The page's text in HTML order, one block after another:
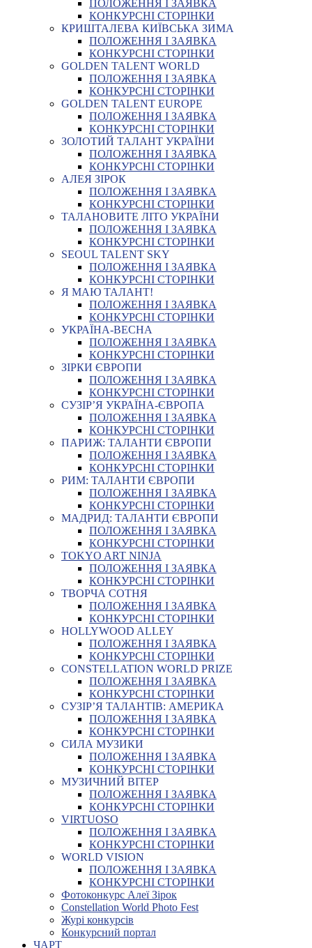
ПОЛОЖЕННЯ І ЗАЯВКА
КОНКУРСНІ СТОРІНКИ
КРИШТАЛЕВА КИЇВСЬКА ЗИМА
ПОЛОЖЕННЯ І ЗАЯВКА
КОНКУРСНІ СТОРІНКИ
GOLDEN TALENT WORLD
ПОЛОЖЕННЯ І ЗАЯВКА
КОНКУРСНІ СТОРІНКИ
GOLDEN TALENT EUROPE
ПОЛОЖЕННЯ І ЗАЯВКА
КОНКУРСНІ СТОРІНКИ
ЗОЛОТИЙ ТАЛАНТ УКРАЇНИ
ПОЛОЖЕННЯ І ЗАЯВКА
КОНКУРСНІ СТОРІНКИ
АЛЕЯ ЗІРОК
ПОЛОЖЕННЯ І ЗАЯВКА
КОНКУРСНІ СТОРІНКИ
ТАЛАНОВИТЕ ЛІТО УКРАЇНИ
ПОЛОЖЕННЯ І ЗАЯВКА
КОНКУРСНІ СТОРІНКИ
SEOUL TALENT SKY
ПОЛОЖЕННЯ І ЗАЯВКА
КОНКУРСНІ СТОРІНКИ
Я МАЮ ТАЛАНТ!
ПОЛОЖЕННЯ І ЗАЯВКА
КОНКУРСНІ СТОРІНКИ
УКРАЇНА-ВЕСНА
ПОЛОЖЕННЯ І ЗАЯВКА
КОНКУРСНІ СТОРІНКИ
ЗІРКИ ЄВРОПИ
ПОЛОЖЕННЯ І ЗАЯВКА
КОНКУРСНІ СТОРІНКИ
СУЗІР’Я УКРАЇНА-ЄВРОПА
ПОЛОЖЕННЯ І ЗАЯВКА
КОНКУРСНІ СТОРІНКИ
ПАРИЖ: ТАЛАНТИ ЄВРОПИ
ПОЛОЖЕННЯ І ЗАЯВКА
КОНКУРСНІ СТОРІНКИ
РИМ: ТАЛАНТИ ЄВРОПИ
ПОЛОЖЕННЯ І ЗАЯВКА
КОНКУРСНІ СТОРІНКИ
МАДРИД: ТАЛАНТИ ЄВРОПИ
ПОЛОЖЕННЯ І ЗАЯВКА
КОНКУРСНІ СТОРІНКИ
TOKYO ART NINJA
ПОЛОЖЕННЯ І ЗАЯВКА
КОНКУРСНІ СТОРІНКИ
ТВОРЧА СОТНЯ
ПОЛОЖЕННЯ І ЗАЯВКА
КОНКУРСНІ СТОРІНКИ
HOLLYWOOD ALLEY
ПОЛОЖЕННЯ І ЗАЯВКА
КОНКУРСНІ СТОРІНКИ
CONSTELLATION WORLD PRIZE
ПОЛОЖЕННЯ І ЗАЯВКА
КОНКУРСНІ СТОРІНКИ
СУЗІР’Я ТАЛАНТІВ: АМЕРИКА
ПОЛОЖЕННЯ І ЗАЯВКА
КОНКУРСНІ СТОРІНКИ
СИЛА МУЗИКИ
ПОЛОЖЕННЯ І ЗАЯВКА
КОНКУРСНІ СТОРІНКИ
МУЗИЧНИЙ ВІТЕР
ПОЛОЖЕННЯ І ЗАЯВКА
КОНКУРСНІ СТОРІНКИ
VIRTUOSO
ПОЛОЖЕННЯ І ЗАЯВКА
КОНКУРСНІ СТОРІНКИ
WORLD VISION
ПОЛОЖЕННЯ І ЗАЯВКА
КОНКУРСНІ СТОРІНКИ
Фотоконкурс Алеї Зірок
Constellation World Photo Fest
Журі конкурсів
Конкурсний портал
ЧАРТ